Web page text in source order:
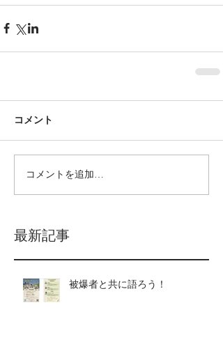
コメント
コメントを追加…
最新記事
被爆者と共に語ろう！